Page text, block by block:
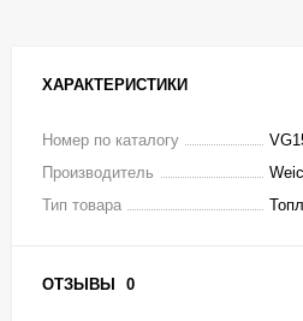
ХАРАКТЕРИСТИКИ
Номер по каталогу
Производитель
Тип товара
ОТЗЫВЫ 0